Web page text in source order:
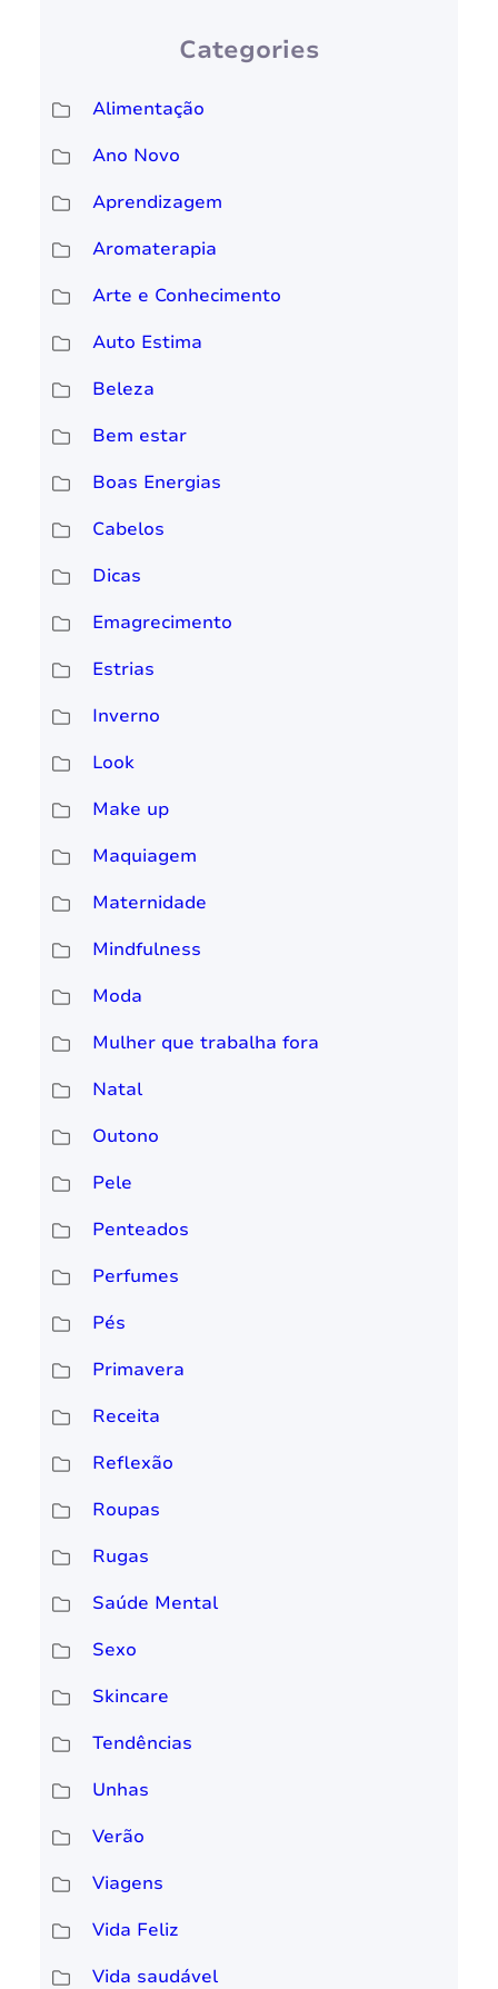
Categories
Alimentação
Ano Novo
Aprendizagem
Aromaterapia
Arte e Conhecimento
Auto Estima
Beleza
Bem estar
Boas Energias
Cabelos
Dicas
Emagrecimento
Estrias
Inverno
Look
Make up
Maquiagem
Maternidade
Mindfulness
Moda
Mulher que trabalha fora
Natal
Outono
Pele
Penteados
Perfumes
Pés
Primavera
Receita
Reflexão
Roupas
Rugas
Saúde Mental
Sexo
Skincare
Tendências
Unhas
Verão
Viagens
Vida Feliz
Vida saudável